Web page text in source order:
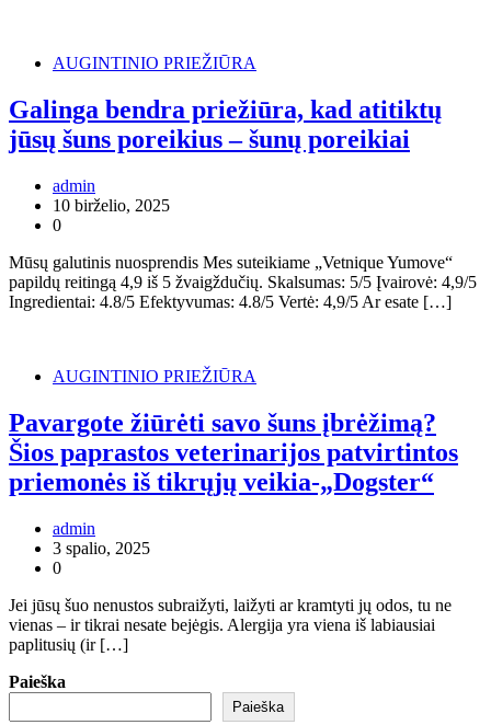
AUGINTINIO PRIEŽIŪRA
Galinga bendra priežiūra, kad atitiktų
jūsų šuns poreikius – šunų poreikiai
admin
10 birželio, 2025
0
Mūsų galutinis nuosprendis Mes suteikiame „Vetnique Yumove“
papildų reitingą 4,9 iš 5 žvaigždučių. Skalsumas: 5/5 Įvairovė: 4,9/5
Ingredientai: 4.8/5 Efektyvumas: 4.8/5 Vertė: 4,9/5 Ar esate […]
AUGINTINIO PRIEŽIŪRA
Pavargote žiūrėti savo šuns įbrėžimą?
Šios paprastos veterinarijos patvirtintos
priemonės iš tikrųjų veikia-„Dogster“
admin
3 spalio, 2025
0
Jei jūsų šuo nenustos subraižyti, laižyti ar kramtyti jų odos, tu ne
vienas – ir tikrai nesate bejėgis. Alergija yra viena iš labiausiai
paplitusių (ir […]
Paieška
Paieška